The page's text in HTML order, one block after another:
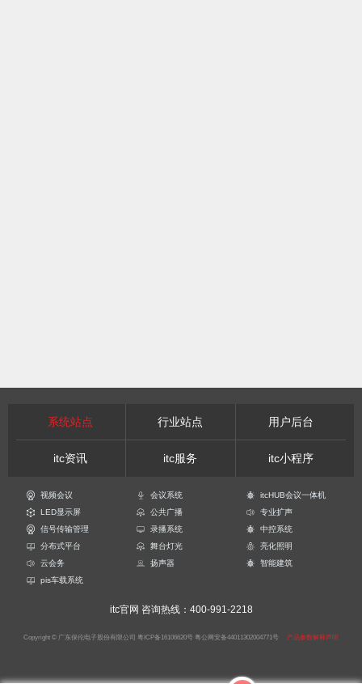
系统站点 行业站点 用户后台
itc资讯 itc服务 itc小程序
视频会议 会议系统
itcHUB会议一体机
LED显示屏
公共广播
专业扩声
信号传输管理
录播系统
中控系统
分布式平台
舞台灯光
亮化照明
云会务
扬声器
智能建筑
pis车载系统
itc官网 咨询热线：400-991-2218
Copyright © 广东保伦电子股份有限公司 粤ICP备16106620号 粤公网安备44011302004771号 产品参数解释声明